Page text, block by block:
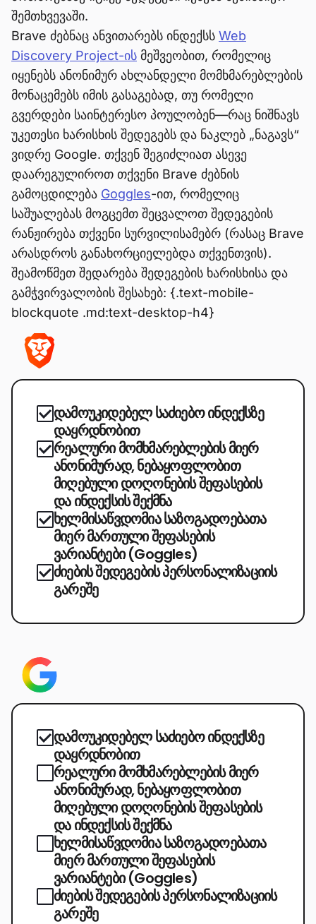
შემთხვევაში.
Brave ძებნაც ანვითარებს ინდექსს Web
Discovery Project-ის მეშვეობით, რომელიც
იყენებს ანონიმურ ახლანდელი მომხმარებლების
მონაცემებს იმის გასაგებად, თუ რომელი
გვერდები საინტერესო პოულობენ—რაც ნიშნავს
უკეთესი ხარისხის შედეგებს და ნაკლებ „ნაგავს“
ვიდრე Google. თქვენ შეგიძლიათ ასევე
დაარეგულიროთ თქვენი Brave ძებნის
გამოცდილება Goggles-ით, რომელიც
საშუალებას მოგცემთ შეცვალოთ შედეგების
რანჟირება თქვენი სურვილისამებრ (რასაც Brave
არასდროს განახორციელებდა თქვენთვის).
შეამოწმეთ შედარება შედეგების ხარისხისა და
გამჭვირვალობის შესახებ: {.text-mobile-
blockquote .md:text-desktop-h4}
დამოუკიდებელ საძიებო ინდექსზე
დაყრდნობით
რეალური მომხმარებლების მიერ
ანონიმურად, ნებაყოფლობით
მიღებული დოღონების შეფასების
და ინდექსის შექმნა
ხელმისაწვდომია საზოგადოებათა
მიერ მართული შეფასების
ვარიანტები (Goggles)
ძიების შედეგების პერსონალიზაციის
გარეშე
დამოუკიდებელ საძიებო ინდექსზე
დაყრდნობით
რეალური მომხმარებლების მიერ
ანონიმურად, ნებაყოფლობით
მიღებული დოღონების შეფასების
და ინდექსის შექმნა
ხელმისაწვდომია საზოგადოებათა
მიერ მართული შეფასების
ვარიანტები (Goggles)
ძიების შედეგების პერსონალიზაციის
გარეშე